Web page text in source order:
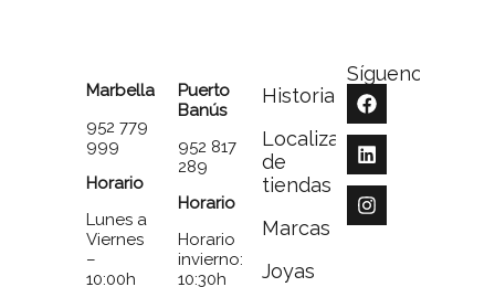
Marbella
952 779
999
Horario
Lunes a
Viernes
–
10:00h
Puerto
Banús
952 817
289
Horario
Horario
invierno:
10:30h
Historia
Localizador
de
tiendas
Marcas
Joyas
Síguenos